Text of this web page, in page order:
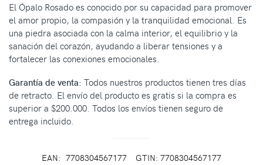
El Ópalo Rosado es conocido por su capacidad para promover
el amor propio, la compasión y la tranquilidad emocional. Es
una piedra asociada con la calma interior, el equilibrio y la
sanación del corazón, ayudando a liberar tensiones y a
fortalecer las conexiones emocionales.
Garantía de venta: Todos nuestros productos tienen tres días
de retracto. El envío del producto es gratis si la compra es
superior a $200.000. Todos los envíos tienen seguro de
entrega incluido.
EAN: 7708304567177
GTIN: 7708304567177